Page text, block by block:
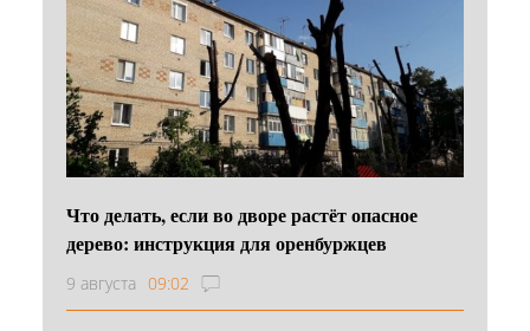
Что делать, если во дворе растёт опасное
дерево: инструкция для оренбуржцев
9 августа 09:02